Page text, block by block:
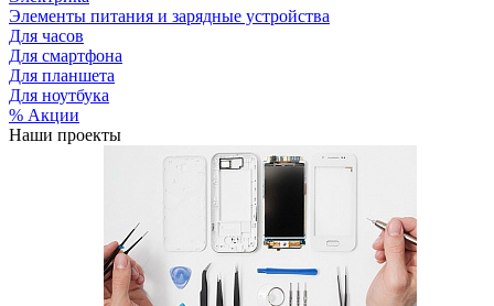
Элементы питания и зарядные устройства
Для часов
Для смартфона
Для планшета
Для ноутбука
% Акции
Наши проекты